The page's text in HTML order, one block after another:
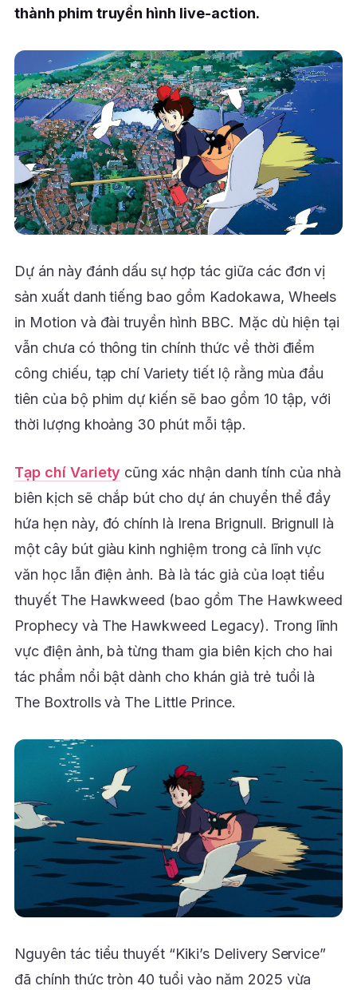
thành phim truyền hình live-action.
Dự án này đánh dấu sự hợp tác giữa các đơn vị
sản xuất danh tiếng bao gồm Kadokawa, Wheels
in Motion và đài truyền hình BBC. Mặc dù hiện tại
vẫn chưa có thông tin chính thức về thời điểm
công chiếu, tạp chí Variety tiết lộ rằng mùa đầu
tiên của bộ phim dự kiến sẽ bao gồm 10 tập, với
thời lượng khoảng 30 phút mỗi tập.
Tạp chí Variety cũng xác nhận danh tính của nhà
biên kịch sẽ chắp bút cho dự án chuyển thể đầy
hứa hẹn này, đó chính là Irena Brignull. Brignull là
một cây bút giàu kinh nghiệm trong cả lĩnh vực
văn học lẫn điện ảnh. Bà là tác giả của loạt tiểu
thuyết The Hawkweed (bao gồm The Hawkweed
Prophecy và The Hawkweed Legacy). Trong lĩnh
vực điện ảnh, bà từng tham gia biên kịch cho hai
tác phẩm nổi bật dành cho khán giả trẻ tuổi là
The Boxtrolls và The Little Prince.
Nguyên tác tiểu thuyết “Kiki’s Delivery Service”
đã chính thức tròn 40 tuổi vào năm 2025 vừa